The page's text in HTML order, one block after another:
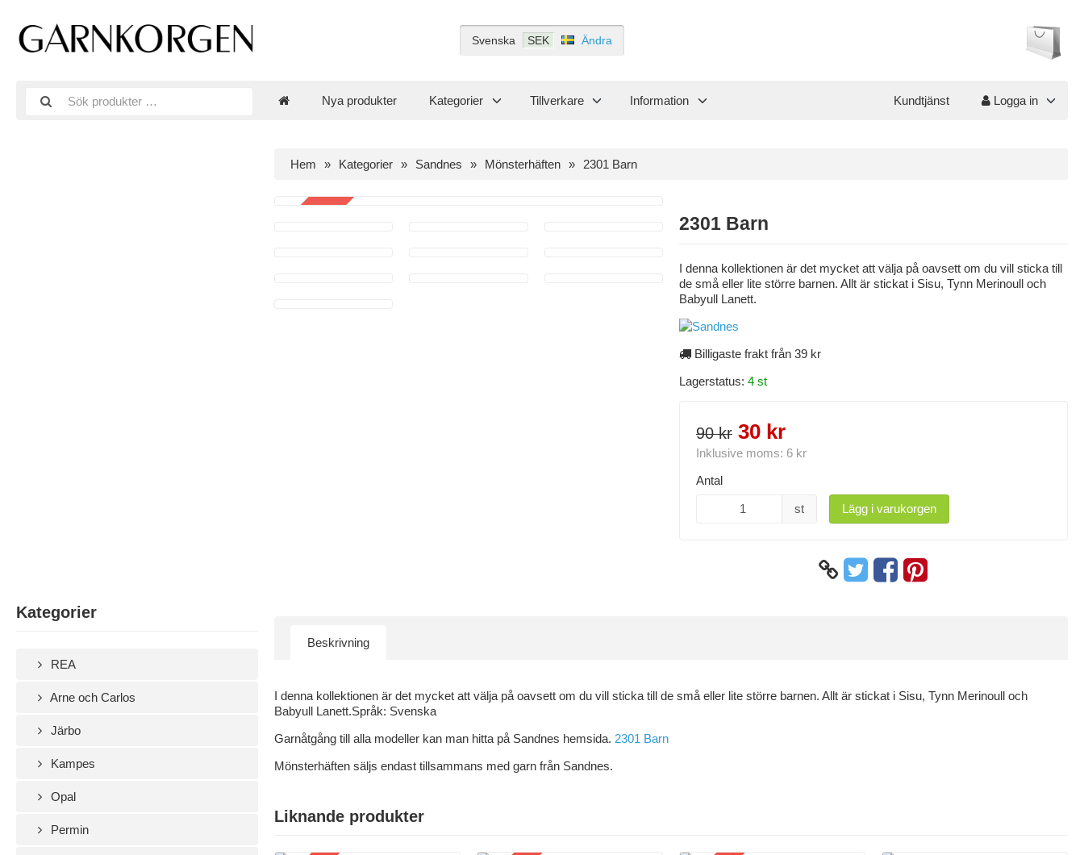
Svenska SEK Ändra
Nya produkter Kategorier Tillverkare Information Kundtjänst Logga in
Kategorier
REA
Arne och Carlos
Järbo
Kampes
Opal
Permin
Hem Kategorier Sandnes Mönsterhäften 2301 Barn
2301 Barn
I denna kollektionen är det mycket att välja på oavsett om du vill sticka till
de små eller lite större barnen. Allt är stickat i Sisu, Tynn Merinoull och
Babyull Lanett.
Billigaste frakt från 39 kr
Lagerstatus: 4 st
90 kr 30 kr
Inklusive moms: 6 kr
Antal
st Lägg i varukorgen
Beskrivning
I denna kollektionen är det mycket att välja på oavsett om du vill sticka till de små eller lite större barnen. Allt är stickat i Sisu, Tynn Merinoull och
Babyull Lanett.Språk: Svenska
Garnåtgång till alla modeller kan man hitta på Sandnes hemsida. 2301 Barn
Mönsterhäften säljs endast tillsammans med garn från Sandnes.
Liknande produkter